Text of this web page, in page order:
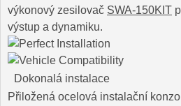
výkonový zesilovač SWA-150KIT
výstup a dynamiku.
Dokonalá instalace
Přiložená ocelová instalační